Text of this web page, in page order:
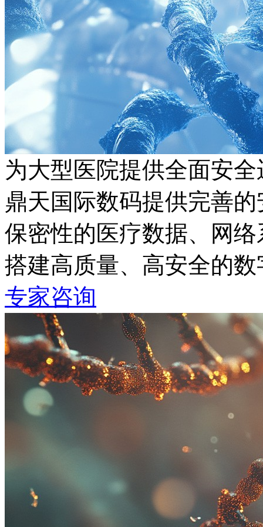
为大型医院提供全面安
鼎天国际数码提供完善的
保密性的医疗数据、网
搭建高质量、高安全的
专家咨询